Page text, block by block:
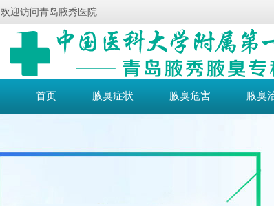
欢迎访问青岛腋秀医院
首页 腋臭症状 腋臭危害 腋臭